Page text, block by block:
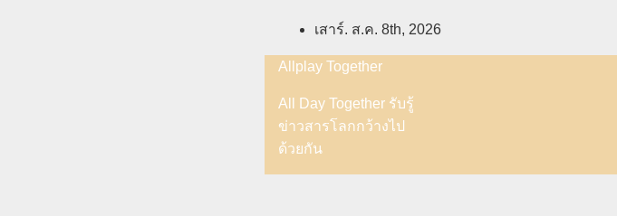
content
เสาร์. ส.ค. 8th, 2026
Allplay Together
All Day Together รับรู้
ข่าวสารโลกกว้างไป
ด้วยกัน